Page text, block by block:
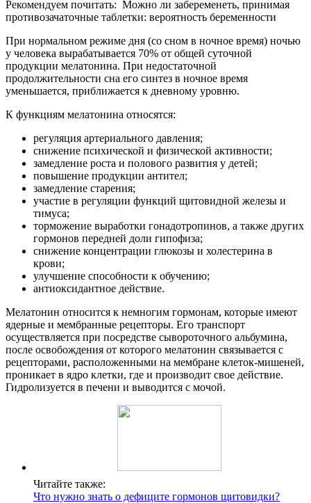
Рекомендуем почитать: Можно ли забеременеть, принимая
противозачаточные таблетки: вероятность беременности
При нормальном режиме дня (со сном в ночное время) ночью
у человека вырабатывается 70% от общей суточной
продукции мелатонина. При недостаточной
продолжительности сна его синтез в ночное время
уменьшается, приближается к дневному уровню.
К функциям мелатонина относятся:
регуляция артериального давления;
снижение психической и физической активности;
замедление роста и полового развития у детей;
повышение продукции антител;
замедление старения;
участие в регуляции функций щитовидной железы и
тимуса;
торможение выработки гонадотропинов, а также других
гормонов передней доли гипофиза;
снижение концентрации глюкозы и холестерина в
крови;
улучшение способности к обучению;
антиоксидантное действие.
Мелатонин относится к немногим гормонам, которые имеют
ядерные и мембранные рецепторы. Его транспорт
осуществляется при посредстве сывороточного альбумина,
после освобождения от которого мелатонин связывается с
рецепторами, расположенными на мембране клеток-мишеней,
проникает в ядро клетки, где и производит свое действие.
Гидролизуется в печени и выводится с мочой.
Читайте также:
Что нужно знать о дефиците гормонов щитовидки?